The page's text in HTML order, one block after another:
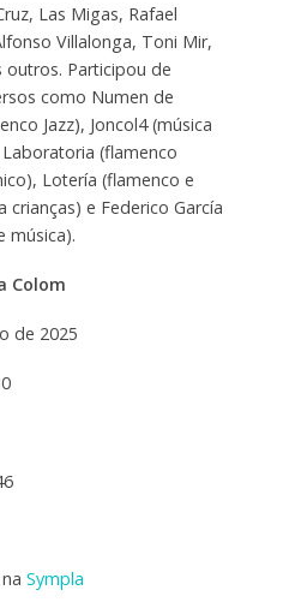
Las Migas, Rafael
Villalonga, Toni Mir,
outros. Participou de
como Numen de
Jazz), Joncol4 (música
(flamenco
Lotería (flamenco e
e Federico García
música).
Colom
de 2025
Sympla